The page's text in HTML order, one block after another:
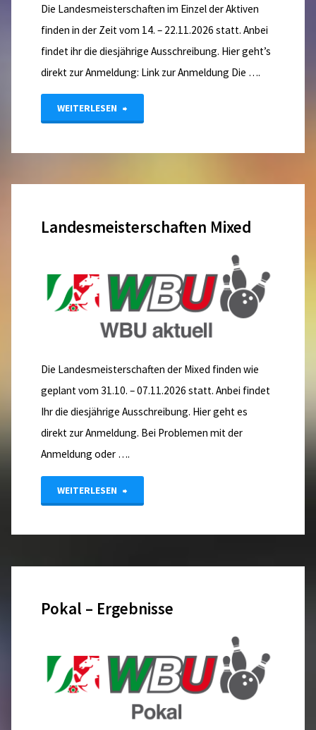
Die Landesmeisterschaften im Einzel der Aktiven
finden in der Zeit vom 14. – 22.11.2026 statt. Anbei
findet ihr die diesjährige Ausschreibung. Hier geht’s
direkt zur Anmeldung: Link zur Anmeldung Die ….
WEITERLESEN "Landesmeisterschaft
Landesmeisterschaften Mixed
Die Landesmeisterschaften der Mixed finden wie
geplant vom 31.10. – 07.11.2026 statt. Anbei findet
Ihr die diesjährige Ausschreibung. Hier geht es
direkt zur Anmeldung. Bei Problemen mit der
Anmeldung oder ….
WEITERLESEN "Landesmeisterschaften
Pokal – Ergebnisse